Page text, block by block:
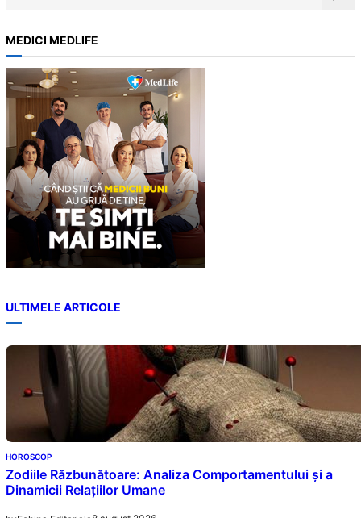
a
r
c
h
MEDICI MEDLIFE
ULTIMELE ARTICOLE
HOROSCOP
Zodiile Răzbunătoare: Analiza Comportamentului și a
Dinamicii Relațiilor Umane